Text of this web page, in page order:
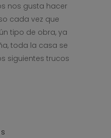
nos gusta hacer
cada vez que
tipo de obra, ya
toda la casa se
siguientes trucos